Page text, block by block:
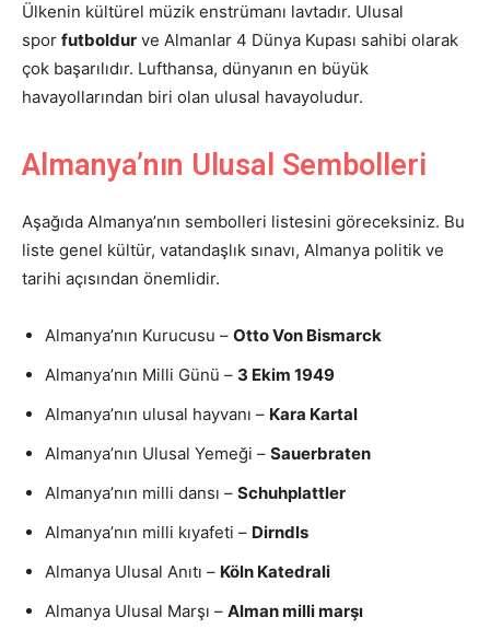
Ülkenin kültürel müzik enstrümanı lavtadır. Ulusal
spor futboldur ve Almanlar 4 Dünya Kupası sahibi olarak
çok başarılıdır. Lufthansa, dünyanın en büyük
havayollarından biri olan ulusal havayoludur.
Almanya’nın Ulusal Sembolleri
Aşağıda Almanya’nın sembolleri listesini göreceksiniz. Bu
liste genel kültür, vatandaşlık sınavı, Almanya politik ve
tarihi açısından önemlidir.
Almanya’nın Kurucusu – Otto Von Bismarck
Almanya’nın Milli Günü – 3 Ekim 1949
Almanya’nın ulusal hayvanı – Kara Kartal
Almanya’nın Ulusal Yemeği – Sauerbraten
Almanya’nın milli dansı – Schuhplattler
Almanya’nın milli kıyafeti – Dirndls
Almanya Ulusal Anıtı – Köln Katedrali
Almanya Ulusal Marşı – Alman milli marşı